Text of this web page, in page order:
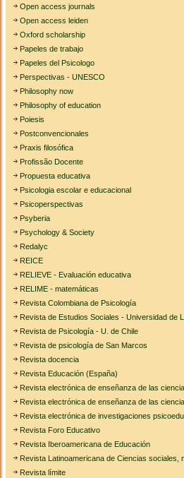
Open access journals
Open access leiden
Oxford scholarship
Papeles de trabajo
Papeles del Psicologo
Perspectivas - UNESCO
Philosophy now
Philosophy of education
Poiesis
Postconvencionales
Praxis filosófica
Profissão Docente
Propuesta educativa
Psicologia escolar e educacional
Psicoperspectivas
Psyberia
Psychology & Society
Redalyc
REICE
RELIEVE - Evaluación educativa
RELIME - matemáticas
Revista Colombiana de Psicología
Revista de Estudios Sociales - Universidad de
Revista de Psicología - U. de Chile
Revista de psicología de San Marcos
Revista docencia
Revista Educación (España)
Revista electrónica de enseñanza de las
Revista electrónica de enseñanza de las
Revista electrónica de investigaciones
Revista Foro Educativo
Revista Iberoamericana de Educación
Revista Latinoamericana de Ciencias sociales,
Revista límite